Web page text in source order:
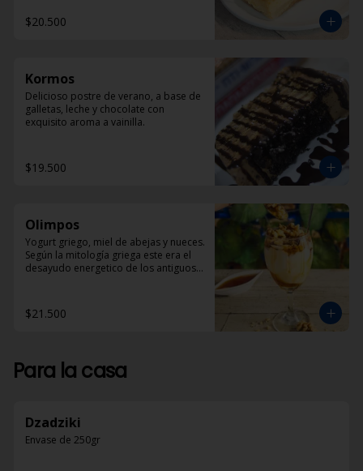
$20.500
Kormos
Delicioso postre de verano, a base de
galletas, leche y chocolate con
exquisito aroma a vainilla.
$19.500
Olimpos
Yogurt griego, miel de abejas y nueces.
Según la mitología griega este era el
desayudo energetico de los antiguos
$21.500
Para la casa
Dzadziki
Envase de 250gr